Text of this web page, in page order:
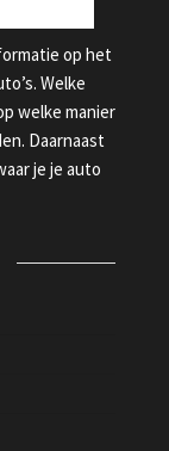
op het
Welke
welke manier
Daarnaast
je je auto